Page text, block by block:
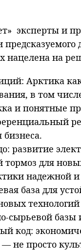
эксперты и
нацелена на
Арктика
в том
и понятные
развитие
для
надежной и
база для
сырьевой
код:
не просто